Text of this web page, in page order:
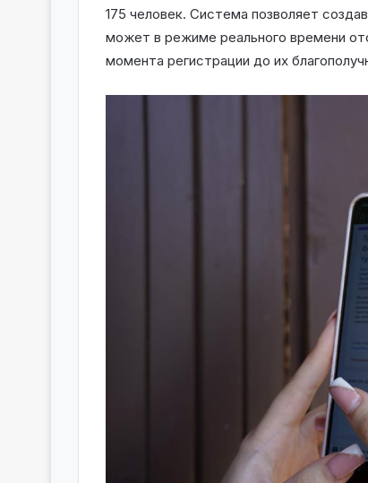
175 человек. Система позволяет
может в режиме реального времени
момента регистрации до их